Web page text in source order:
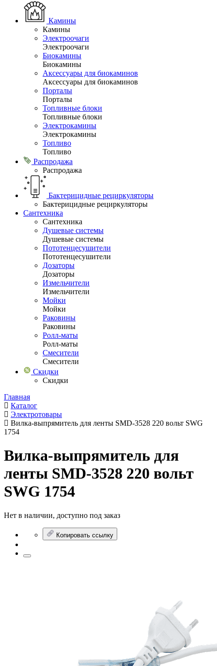
Камины
Камины
Электроочаги
Электроочаги
Биокамины
Биокамины
Аксессуары для биокаминов
Аксессуары для биокаминов
Порталы
Порталы
Топливные блоки
Топливные блоки
Электрокамины
Электрокамины
Топливо
Топливо
Распродажа
Распродажа
Бактерицидные рециркуляторы
Бактерицидные рециркуляторы
Сантехника
Сантехника
Душевые системы
Душевые системы
Пототенцесушители
Пототенцесушители
Дозаторы
Дозаторы
Измельчители
Измельчители
Мойки
Мойки
Раковины
Раковины
Ролл-маты
Ролл-маты
Смесители
Смесители
Скидки
Скидки
Главная
Каталог
Электротовары
Вилка-выпрямитель для ленты SMD-3528 220 вольт SWG
1754
Вилка-выпрямитель для
ленты SMD-3528 220 вольт
SWG 1754
Нет в наличии, доступно под заказ
Копировать ссылку